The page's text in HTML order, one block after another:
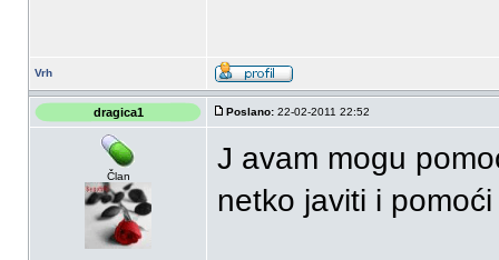
Vrh
dragica1 Poslano: 22-02-2011 22:52
Član
J avam mogu
netko javiti i